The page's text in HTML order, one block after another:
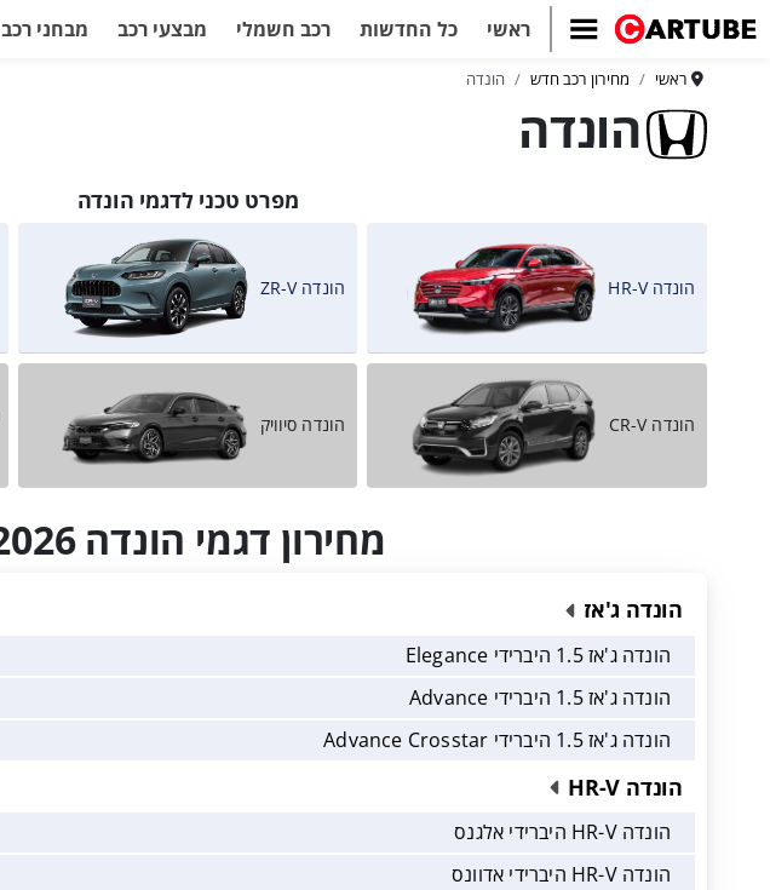
ראשי כל החדשות רכב חשמלי מבצעי רכב מבחני רכב
ראשי מחירון רכב חדש הונדה
הונדה
מפרט טכני לדגמי הונדה
הונדה CR-V
הונדה HR-V הונדה ZR-V
הונדה סיוויק
מחירון דגמי הונדה 2026
הונדה ג'אז
הונדה ג'אז 1.5 היברידי Elegance
הונדה ג'אז 1.5 היברידי Advance
הונדה ג'אז 1.5 היברידי Advance Crosstar
הונדה HR-V
הונדה HR-V היברידי אלגנס
הונדה HR-V היברידי אדוונס